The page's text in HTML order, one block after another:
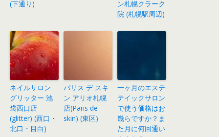
(下通り)
ン札幌クラーク
院 (札幌駅周辺)
ネイルサロン
グリッター 池
袋西口店
(glitter) (西口・
北口・目白)
パリス デ スキ
ン アリオ札幌
店(Paris de
skin) (東区)
一ヶ月のエステ
テイックサロン
で使う価格はお
幾らですか？ま
た月に何回通い